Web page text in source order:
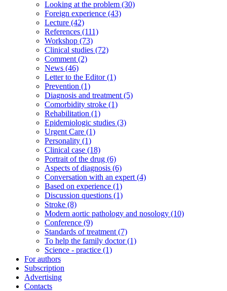
Looking at the problem (30)
Foreign experience (43)
Lecture (42)
References (111)
Workshop (73)
Clinical studies (72)
Comment (2)
News (46)
Letter to the Editor (1)
Prevention (1)
Diagnosis and treatment (5)
Comorbidity stroke (1)
Rehabilitation (1)
Epidemiologic studies (3)
Urgent Care (1)
Personality (1)
Clinical case (18)
Portrait of the drug (6)
Aspects of diagnosis (6)
Conversation with an expert (4)
Based on experience (1)
Discussion questions (1)
Stroke (8)
Modern aortic pathology and nosology (10)
Conference (9)
Standards of treatment (7)
To help the family doctor (1)
Science - practice (1)
For authors
Subscription
Advertising
Contacts